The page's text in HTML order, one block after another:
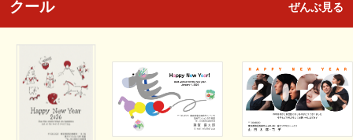
クール ぜんぶ見る